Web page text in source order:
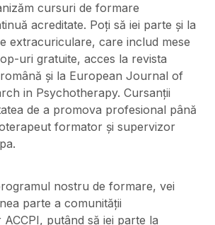
cursuri de formare
acreditate. Poți să iei parte și la
extracuriculare, care includ mese
uri gratuite, acces la revista
și la European Journal of
in Psychotherapy. Cursanții
de a promova profesional până
formator și supervizor
nostru de formare, vei
parte a comunității
putând să iei parte la